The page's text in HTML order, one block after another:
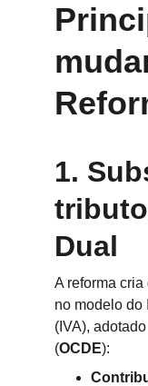
1.
Dual
A reforma
no modelo do
(IVA),
(OCDE):